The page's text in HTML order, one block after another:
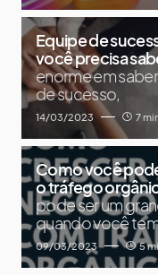
Equipe de
você precisa
enorme em
de sucesso,
14/03/2023 7
Como você
o tráfego
pode ser um
quando você
09/03/2023 5